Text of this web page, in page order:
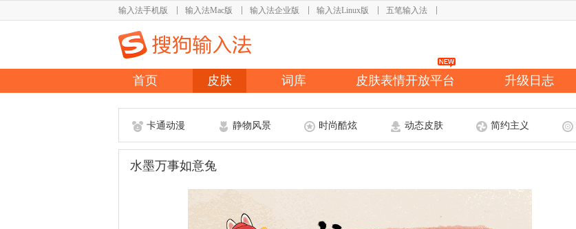
输入法手机版 输入法Mac版 输入法企业版 输入法Linux版 五笔输入法
首页 皮肤 词库 皮肤表情开放平台 升级日志
卡通动漫 静物风景 时尚酷炫 动态皮肤 简约主义
水墨万事如意兔